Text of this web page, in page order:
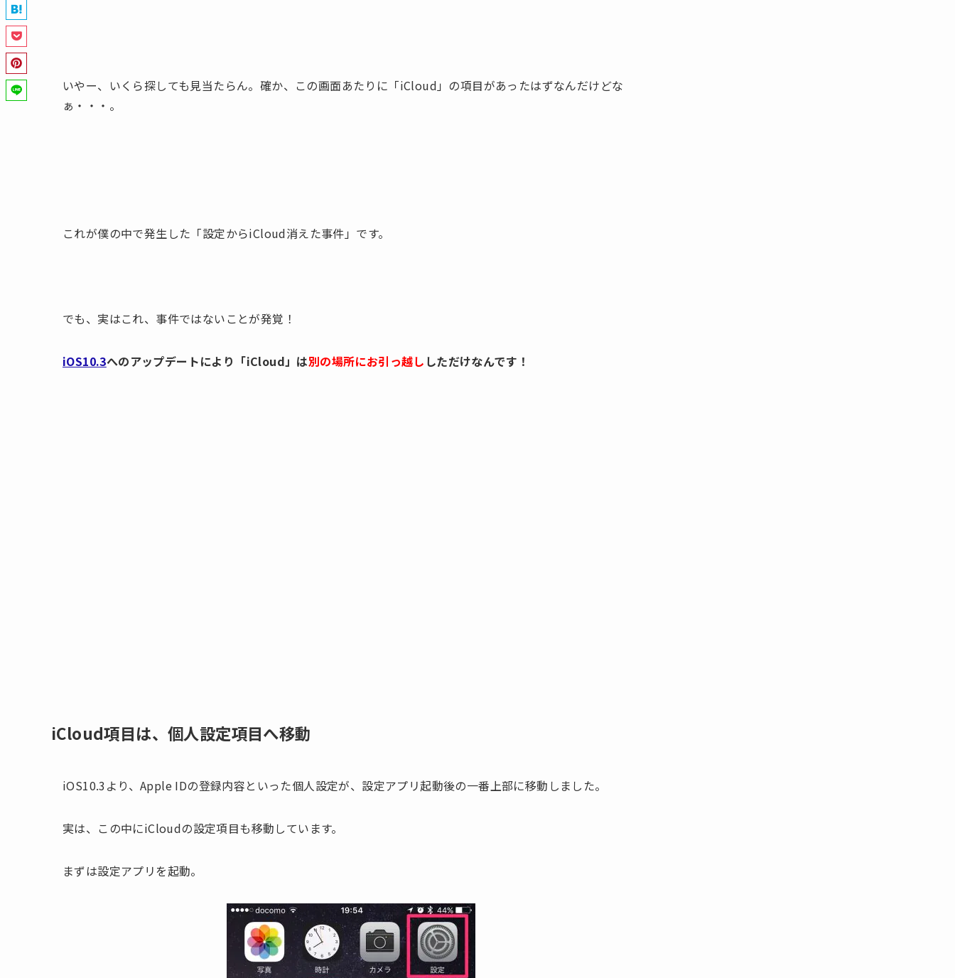
いやー、いくら探しても見当たらん。確か、この画面あたりに「iCloud」の項目があったはずなんだけどな
ぁ・・・。
これが僕の中で発生した「設定からiCloud消えた事件」です。
でも、実はこれ、事件ではないことが発覚！
iOS10.3へのアップデートにより「iCloud」は別の場所にお引っ越し しただけなんです！
iCloud項目は、個人設定項目へ移動
iOS10.3より、Apple IDの登録内容といった個人設定が、設定アプリ起動後の一番上部に移動しました。
実は、この中にiCloudの設定項目も移動しています。
まずは設定アプリを起動。